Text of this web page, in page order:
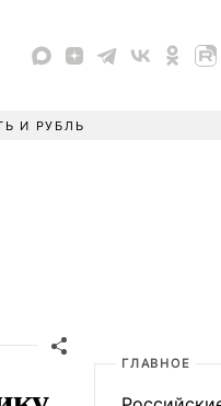
И РУБЛЬ
ГЛАВНОЕ